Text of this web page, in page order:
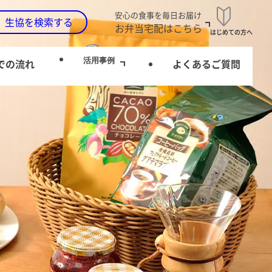
生協を検索する 安心の食事を毎日お届け
お弁当宅配はこちら はじめての方へ
の流れ 活用事例 よくあるご質問